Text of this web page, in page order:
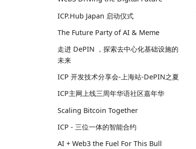
ICP.Hub Japan 启动仪式
The Future Party of AI & Meme
走进 DePIN ，探索去中心化基础设施的
未来
ICP 开发技术分享会-上海站-DePIN之夏
ICP主网上线三周年华语社区嘉年华
Scaling Bitcoin Together
ICP - 三位一体的智能合约
AI + Web3 the Fuel For This Bull